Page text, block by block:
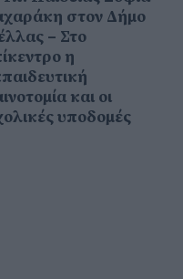
στον Δήμο
– Στο
η
και οι
υποδομές